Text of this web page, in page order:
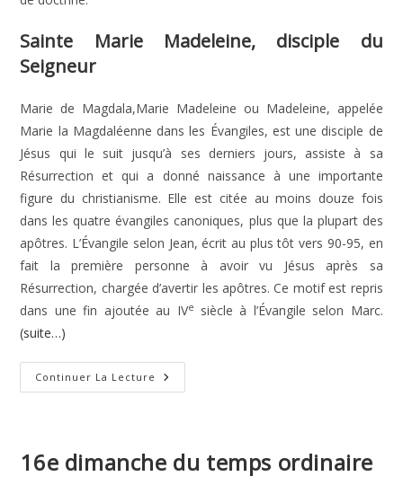
Sainte Marie Madeleine, disciple du
Seigneur
Marie de Magdala,Marie Madeleine ou Madeleine, appelée
Marie la Magdaléenne dans les Évangiles, est une disciple de
Jésus qui le suit jusqu’à ses derniers jours, assiste à sa
Résurrection et qui a donné naissance à une importante
figure du christianisme. Elle est citée au moins douze fois
dans les quatre évangiles canoniques, plus que la plupart des
apôtres. L’Évangile selon Jean, écrit au plus tôt vers 90-95, en
fait la première personne à avoir vu Jésus après sa
Résurrection, chargée d’avertir les apôtres. Ce motif est repris
dans une fin ajoutée au IVe
siècle à l’Évangile selon Marc.
(suite…)
Continuer La Lecture Sainte
Marie
16e dimanche du temps ordinaire